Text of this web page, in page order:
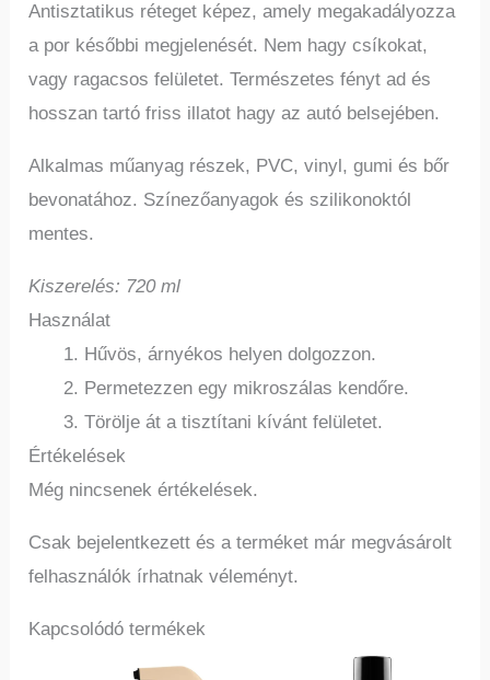
Antisztatikus réteget képez, amely megakadályozza
a por későbbi megjelenését. Nem hagy csíkokat,
vagy ragacsos felületet. Természetes fényt ad és
hosszan tartó friss illatot hagy az autó belsejében.
Alkalmas műanyag részek, PVC, vinyl, gumi és bőr
bevonatához. Színezőanyagok és szilikonoktól
mentes.
Kiszerelés: 720 ml
Használat
Hűvös, árnyékos helyen dolgozzon.
Permetezzen egy mikroszálas kendőre.
Törölje át a tisztítani kívánt felületet.
Értékelések
Még nincsenek értékelések.
Csak bejelentkezett és a terméket már megvásárolt
felhasználók írhatnak véleményt.
Kapcsolódó termékek